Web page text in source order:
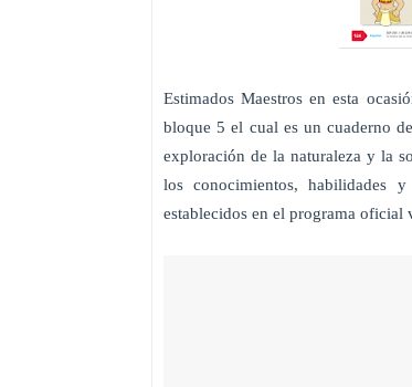
Estimados Maestros en esta
bloque 5 el cual es un cuaderno
exploración de la naturaleza y la
los conocimientos, habilidades
establecidos en el programa oficial